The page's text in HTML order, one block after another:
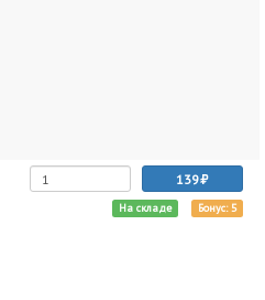
139
На складе Бонус: 5